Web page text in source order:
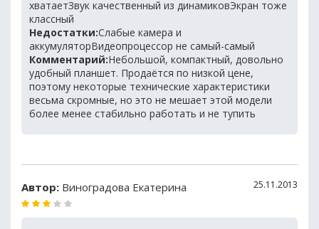
хватаетЗвук качественный из динамиковЭкран тоже
классный
Недостатки:Слабые камера и
аккумуляторВидеопроцессор не самый-самый
Комментарий:Небольшой, компактный, довольно
удобный планшет. Продаётся по низкой цене,
поэтому некоторые технические характеристики
весьма скромные, но это не мешает этой модели
более менее стабильно работать и не тупить
Автор: Виноградова Екатерина 25.11.2013